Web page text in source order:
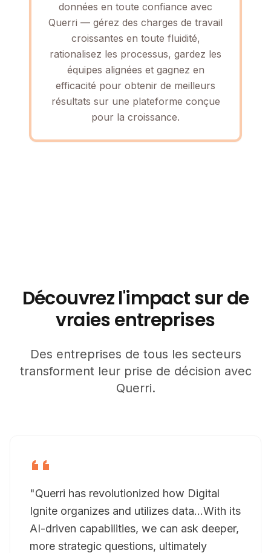
données en toute confiance avec
Querri — gérez des charges de travail
croissantes en toute fluidité,
rationalisez les processus, gardez les
équipes alignées et gagnez en
efficacité pour obtenir de meilleurs
résultats sur une plateforme conçue
pour la croissance.
Découvrez l'impact sur de
vraies entreprises
Des entreprises de tous les secteurs
transforment leur prise de décision avec
Querri.
"Querri has revolutionized how Digital
Ignite organizes and utilizes data…With its
AI-driven capabilities, we can ask deeper,
more strategic questions, ultimately